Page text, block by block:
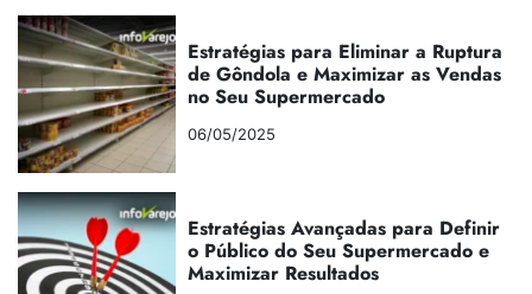
Estratégias para Eliminar a Ruptura
de Gôndola e Maximizar as Vendas
no Seu Supermercado
06/05/2025
Estratégias Avançadas para Definir
o Público do Seu Supermercado e
Maximizar Resultados